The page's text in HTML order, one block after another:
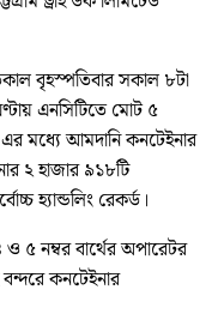
বৃহস্পতিবার সকাল ৮টা
এনসিটিতে মোট ৫
মধ্যে আমদানি কনটেইনার
২ হাজার ৯১৮টি
হ্যান্ডলিং রেকর্ড।
নম্বর বার্থের অপারেটর
বন্দরে কনটেইনার